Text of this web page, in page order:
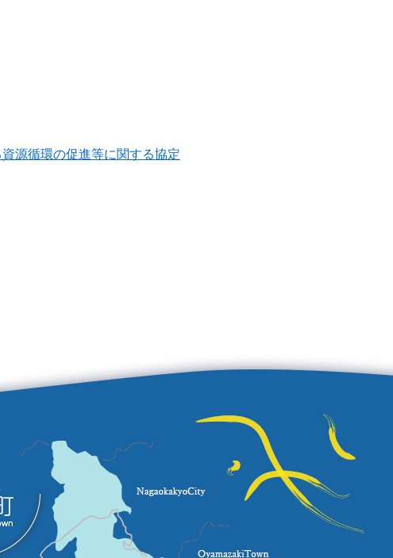
源循環の促進等に関する協定